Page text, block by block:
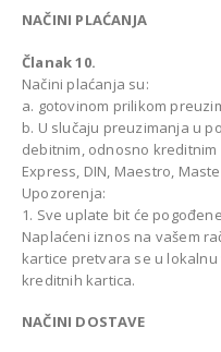
NAČINI PLAĆANJA
Članak 10.
Načini plaćanja su:
a. gotovinom prilikom
b. U slučaju preuzimanja u
debitnim, odnosno
Express, DIN, Maestro,
Upozorenja:
1. Sve uplate bit će
Naplaćeni iznos na vašem
kartice pretvara se u
kreditnih kartica.
NAČINI DOSTAVE